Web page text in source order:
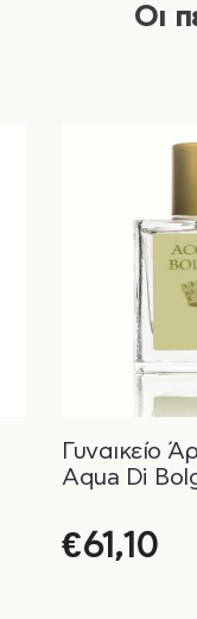
Οι
Γυναικείο
Aqua Di
€61,10